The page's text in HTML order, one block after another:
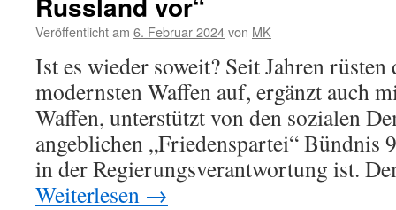
Veröffentlicht am 6. Februar 2024von MK
Ist es wieder soweit? Seit Jahren
modernsten Waffen auf, ergänzt auch
Waffen, unterstützt von den sozialen
angeblichen „Friedenspartei“ Bündnis
in der Regierungsverantwortung ist.
Weiterlesen →